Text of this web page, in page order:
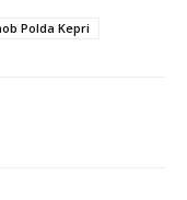
Polda Kepri